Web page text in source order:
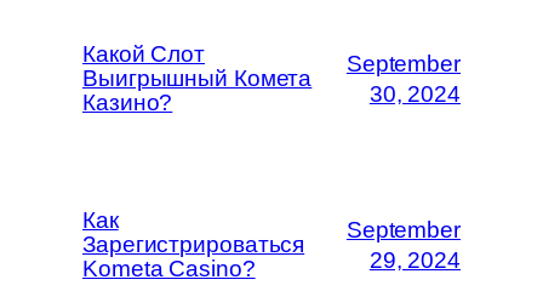
Какой Слот
Выигрышный Комета
Казино?
September
30, 2024
Как
Зарегистрироваться
Kometa Casino?
September
29, 2024